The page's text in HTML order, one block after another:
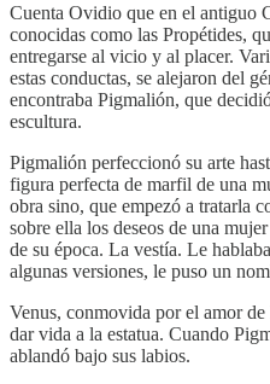
Cuenta Ovidio que en el antiguo
conocidas como las Propétides,
entregarse al vicio y al placer.
estas conductas, se alejaron del
encontraba Pigmalión, que
escultura.
Pigmalión perfeccionó su arte
figura perfecta de marfil de una
obra sino, que empezó a tratarla
sobre ella los deseos de una
de su época. La vestía. Le
algunas versiones, le puso un
Venus, conmovida por el amor
dar vida a la estatua. Cuando
ablandó bajo sus labios.